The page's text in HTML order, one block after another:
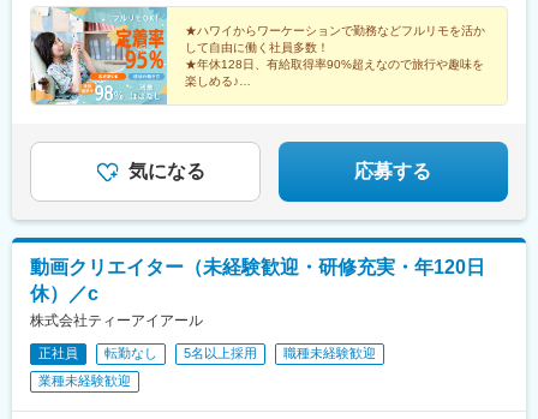
神大牟田線「西鉄福岡（天神）駅」徒歩6分◎受動喫煙対策あり：
オフィス内禁煙
千里中央駅(大阪モノレール)、虎ノ門駅、みなとみらい駅、さいた
ま新都心駅、浜松町駅、赤坂見附駅、永田町駅、有楽町駅、金山
駅(愛知県)、栄駅(愛知県)、新宿三丁目駅、亀島駅、西鉄福岡駅、
新高島駅、京成千葉駅、新宿駅(東京メトロ)、神泉駅、東池袋駅、
北品川駅、末広町駅(東京都)、汐留駅、三越前駅、乃木坂駅、西早
駅、ＪＲ難波駅、大阪城北詰駅、天王寺駅前駅、福島駅(大阪府・
阪神線)、新福島駅、大阪天満宮駅、千里中央駅(北大阪急行)、本
町駅、霞ケ関駅(東京都)、北与野駅、大門駅(東京都)、銀座一丁目
本町駅、内幸町駅、茅場町駅、六本木一丁目駅、肥後橋駅、長堀
橋駅、扇町駅(大阪府)、虎ノ門ヒルズ駅、竹芝駅、赤坂駅(東京
都)、国会議事堂前駅、日比谷駅、名鉄名古屋駅、矢場町駅
★ハワイからワーケーションで勤務などフルリモを活か
して自由に働く社員多数！
★年休128日、有給取得率90%超えなので旅行や趣味を
楽しめる♪
気になる 応募する
動画クリエイター（未経験歓迎・研修充実・年120日
休）／c
株式会社ティーアイアール
正社員 転勤なし 5名以上採用
職種未経験歓迎
業種未経験歓迎